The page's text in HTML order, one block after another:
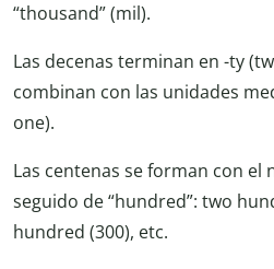
“thousand” (mil).
Las decenas terminan en -ty
combinan con las unidades
one).
Las centenas se forman con
seguido de “hundred”: two
hundred (300), etc.